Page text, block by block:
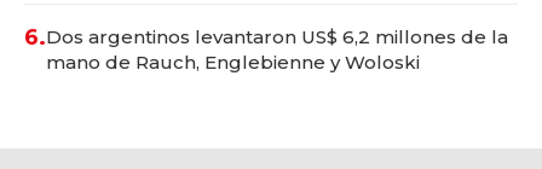
6.Dos argentinos levantaron US$ 6,2 millones de la
mano de Rauch, Englebienne y Woloski